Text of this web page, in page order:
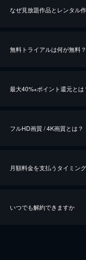
なぜ見放題作品とレンタル
無料トライアルは何が無料？
最大40%※ポイント還元とは
※40％ポイント還元の対象は、ク
iOSアプリのUコイン決済によ
フルHD画質 / 4K画質とは？
月額料金を支払うタイミン
いつでも解約できますか